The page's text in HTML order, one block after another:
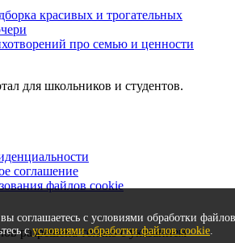
красивых и трогательных
про семью и ценности
соглашаетесь с условиями обработки файлов
сусловиями обработки файлов cookie.
для школьников и студентов.
соглашение
файлов cookie
разрешена только с указанием